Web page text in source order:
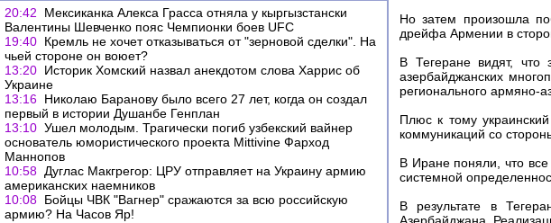
20:42
Мексиканка Алекса Грасса отняла у кыргызстански
Валентины Шевченко пояс Чемпионки боев UFC
19:40 Кремль не хочет отказываться от "зерновой сделки". На
чьей стороне он воюет?
13:20 Историк Хомский назвал анекдотом слова Харрис об
Украине
13:16 Николаю Баранову было всего 27 лет, когда он создал
первый в истории Душанбе Генплан
13:10 Ушел молодым. Трагически погиб узбекский вайнер
основатель юмористического проекта Mittivine Фарход
Маннопов
10:58 Дуглас Макгрегор: ЦРУ отправляет на Украину армию
американских наемников
10:08 Бойцы ЧВК "Вагнер" сражаются за всю российскую
армию? На Часов Яр!
Но затем произошла
дрейфа Армении в
В Тегеране видят, что
азербайджанских
регионального армяно-
Плюс к тому
коммуникаций со
В Иране поняли, что все
системной
В результате в